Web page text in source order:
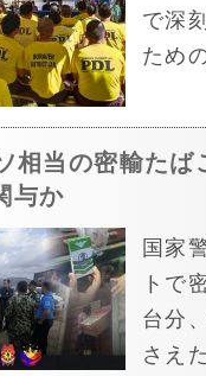
で深
ため
相当の密輸た
与か
国家
トで
台分
さえた